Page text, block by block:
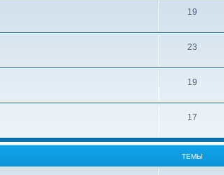
19
23
19
17
ТЕМЫ